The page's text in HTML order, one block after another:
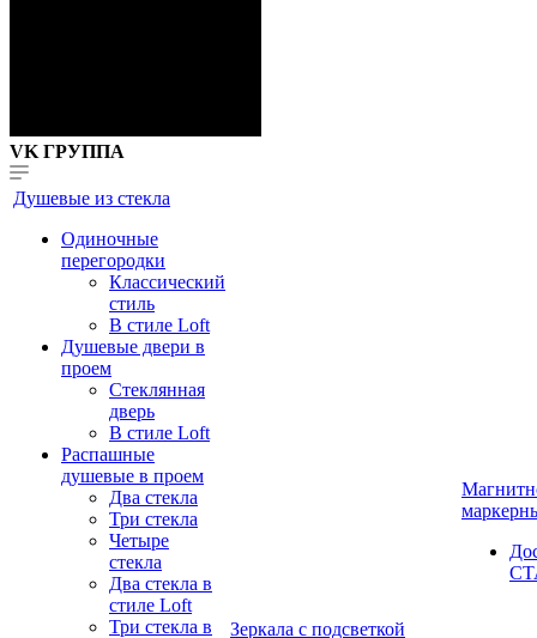
VK ГРУППА
Душевые из стекла
Одиночные
перегородки
Классический
стиль
В стиле Loft
Душевые двери в
проем
Стеклянная
дверь
В стиле Loft
Распашные
душевые в проем
Два стекла
Три стекла
Четыре
стекла
Два стекла в
стиле Loft
Три стекла в
Зеркала с подсветкой